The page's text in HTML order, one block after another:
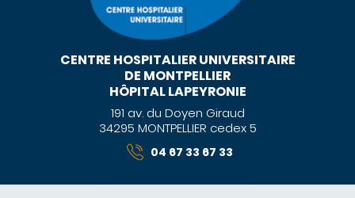
CENTRE HOSPITALIER UNIVERSITAIRE
DE MONTPELLIER
HÔPITAL LAPEYRONIE
191 av. du Doyen Giraud
34295 MONTPELLIER cedex 5
04 67 33 67 33